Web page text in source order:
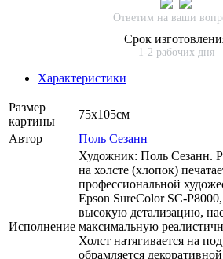
Ответим на ваши
Срок
1-2 рабочих дня
Характеристики
Размер
картины
75х105см
Автор
Поль Сезанн
Исполнение
Художник: Поль Сезанн.
на холсте (хлопок)
профессиональной
Epson SureColor SC-
высокую детализацию,
максимальную
Холст натягивается на
обрамляется